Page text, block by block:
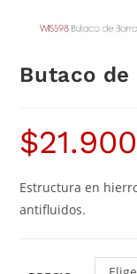
Butaco de
$21.900
Estructura en
antifluidos.